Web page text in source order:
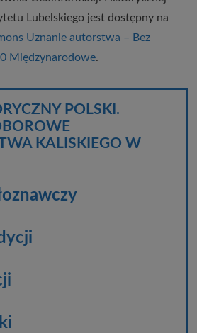
Lubelskiego jest dostępny na
Uznanie autorstwa – Bez
Międzynarodowe.
POLSKI.
KALISKIEGO W